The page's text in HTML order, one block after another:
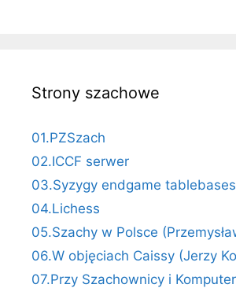
Strony szachowe
01.PZSzach
02.ICCF serwer
03.Syzygy endgame tablebases
04.Lichess
05.Szachy w Polsce
06.W objęciach Caissy (Jerzy
07.Przy Szachownicy i